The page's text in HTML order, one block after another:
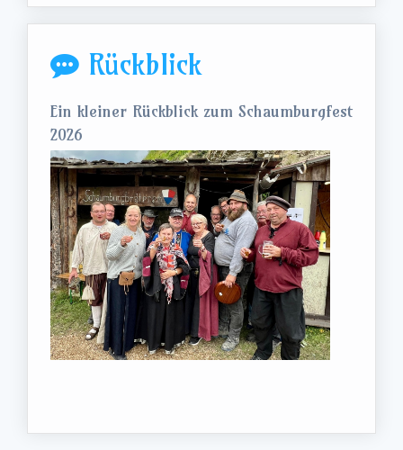
Rückblick
Ein kleiner Rückblick zum Schaumburgfest
2026